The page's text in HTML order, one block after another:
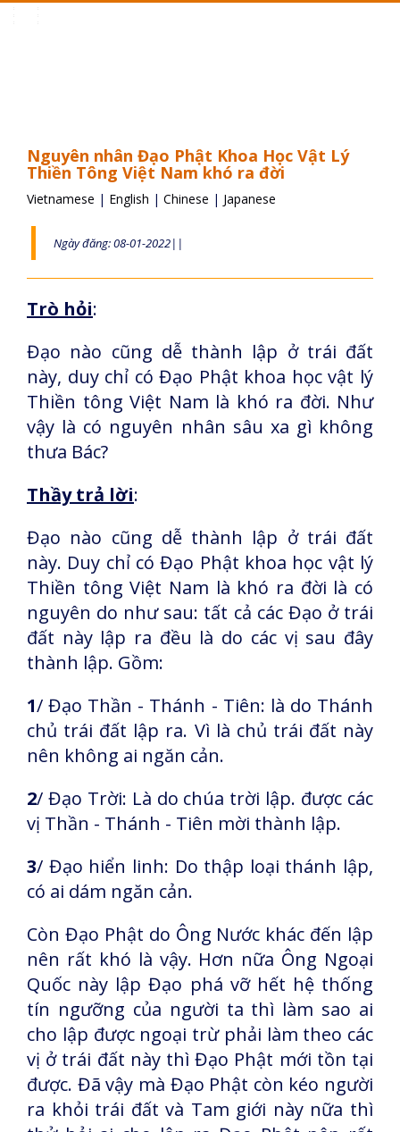
Nguyên nhân Đạo Phật Khoa Học Vật Lý
Thiền Tông Việt Nam khó ra đời
Vietnamese | English | Chinese | Japanese
Ngày đăng: 08-01-2022||
Trò hỏi:
Đạo nào cũng dễ thành lập ở trái đất
này, duy chỉ có Đạo Phật khoa học vật lý
Thiền tông Việt Nam là khó ra đời. Như
vậy là có nguyên nhân sâu xa gì không
thưa Bác?
Thầy trả lời:
Đạo nào cũng dễ thành lập ở trái đất
này. Duy chỉ có Đạo Phật khoa học vật lý
Thiền tông Việt Nam là khó ra đời là có
nguyên do như sau: tất cả các Đạo ở trái
đất này lập ra đều là do các vị sau đây
thành lập. Gồm:
1/ Đạo Thần - Thánh - Tiên: là do Thánh
chủ trái đất lập ra. Vì là chủ trái đất này
nên không ai ngăn cản.
2/ Đạo Trời: Là do chúa trời lập. được các
vị Thần - Thánh - Tiên mời thành lập.
3/ Đạo hiển linh: Do thập loại thánh lập,
có ai dám ngăn cản.
Còn Đạo Phật do Ông Nước khác đến lập
nên rất khó là vậy. Hơn nữa Ông Ngoại
Quốc này lập Đạo phá vỡ hết hệ thống
tín ngưỡng của người ta thì làm sao ai
cho lập được ngoại trừ phải làm theo các
vị ở trái đất này thì Đạo Phật mới tồn tại
được. Đã vậy mà Đạo Phật còn kéo người
ra khỏi trái đất và Tam giới này nữa thì